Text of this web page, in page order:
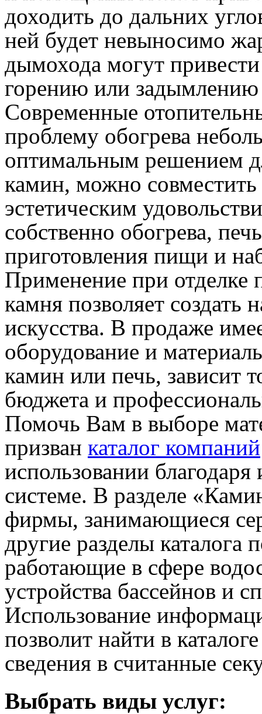
доходить до дальних
ней будет невыносимо
дымохода могут
горению или
Современные
проблему обогрева
оптимальным решением
камин, можно совместить
эстетическим
собственно обогрева,
приготовления пищи и
Применение при отделке
камня позволяет создать
искусства. В продаже
оборудование и
камин или печь, зависит
бюджета и
Помочь Вам в выборе
призван каталог компаний
использовании
системе. В разделе
фирмы, занимающиеся
другие разделы каталога
работающие в сфере
устройства бассейнов и
Использование
позволит найти в
сведения в считанные
Выбрать виды услуг: